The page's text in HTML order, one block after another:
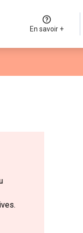
En savoir +